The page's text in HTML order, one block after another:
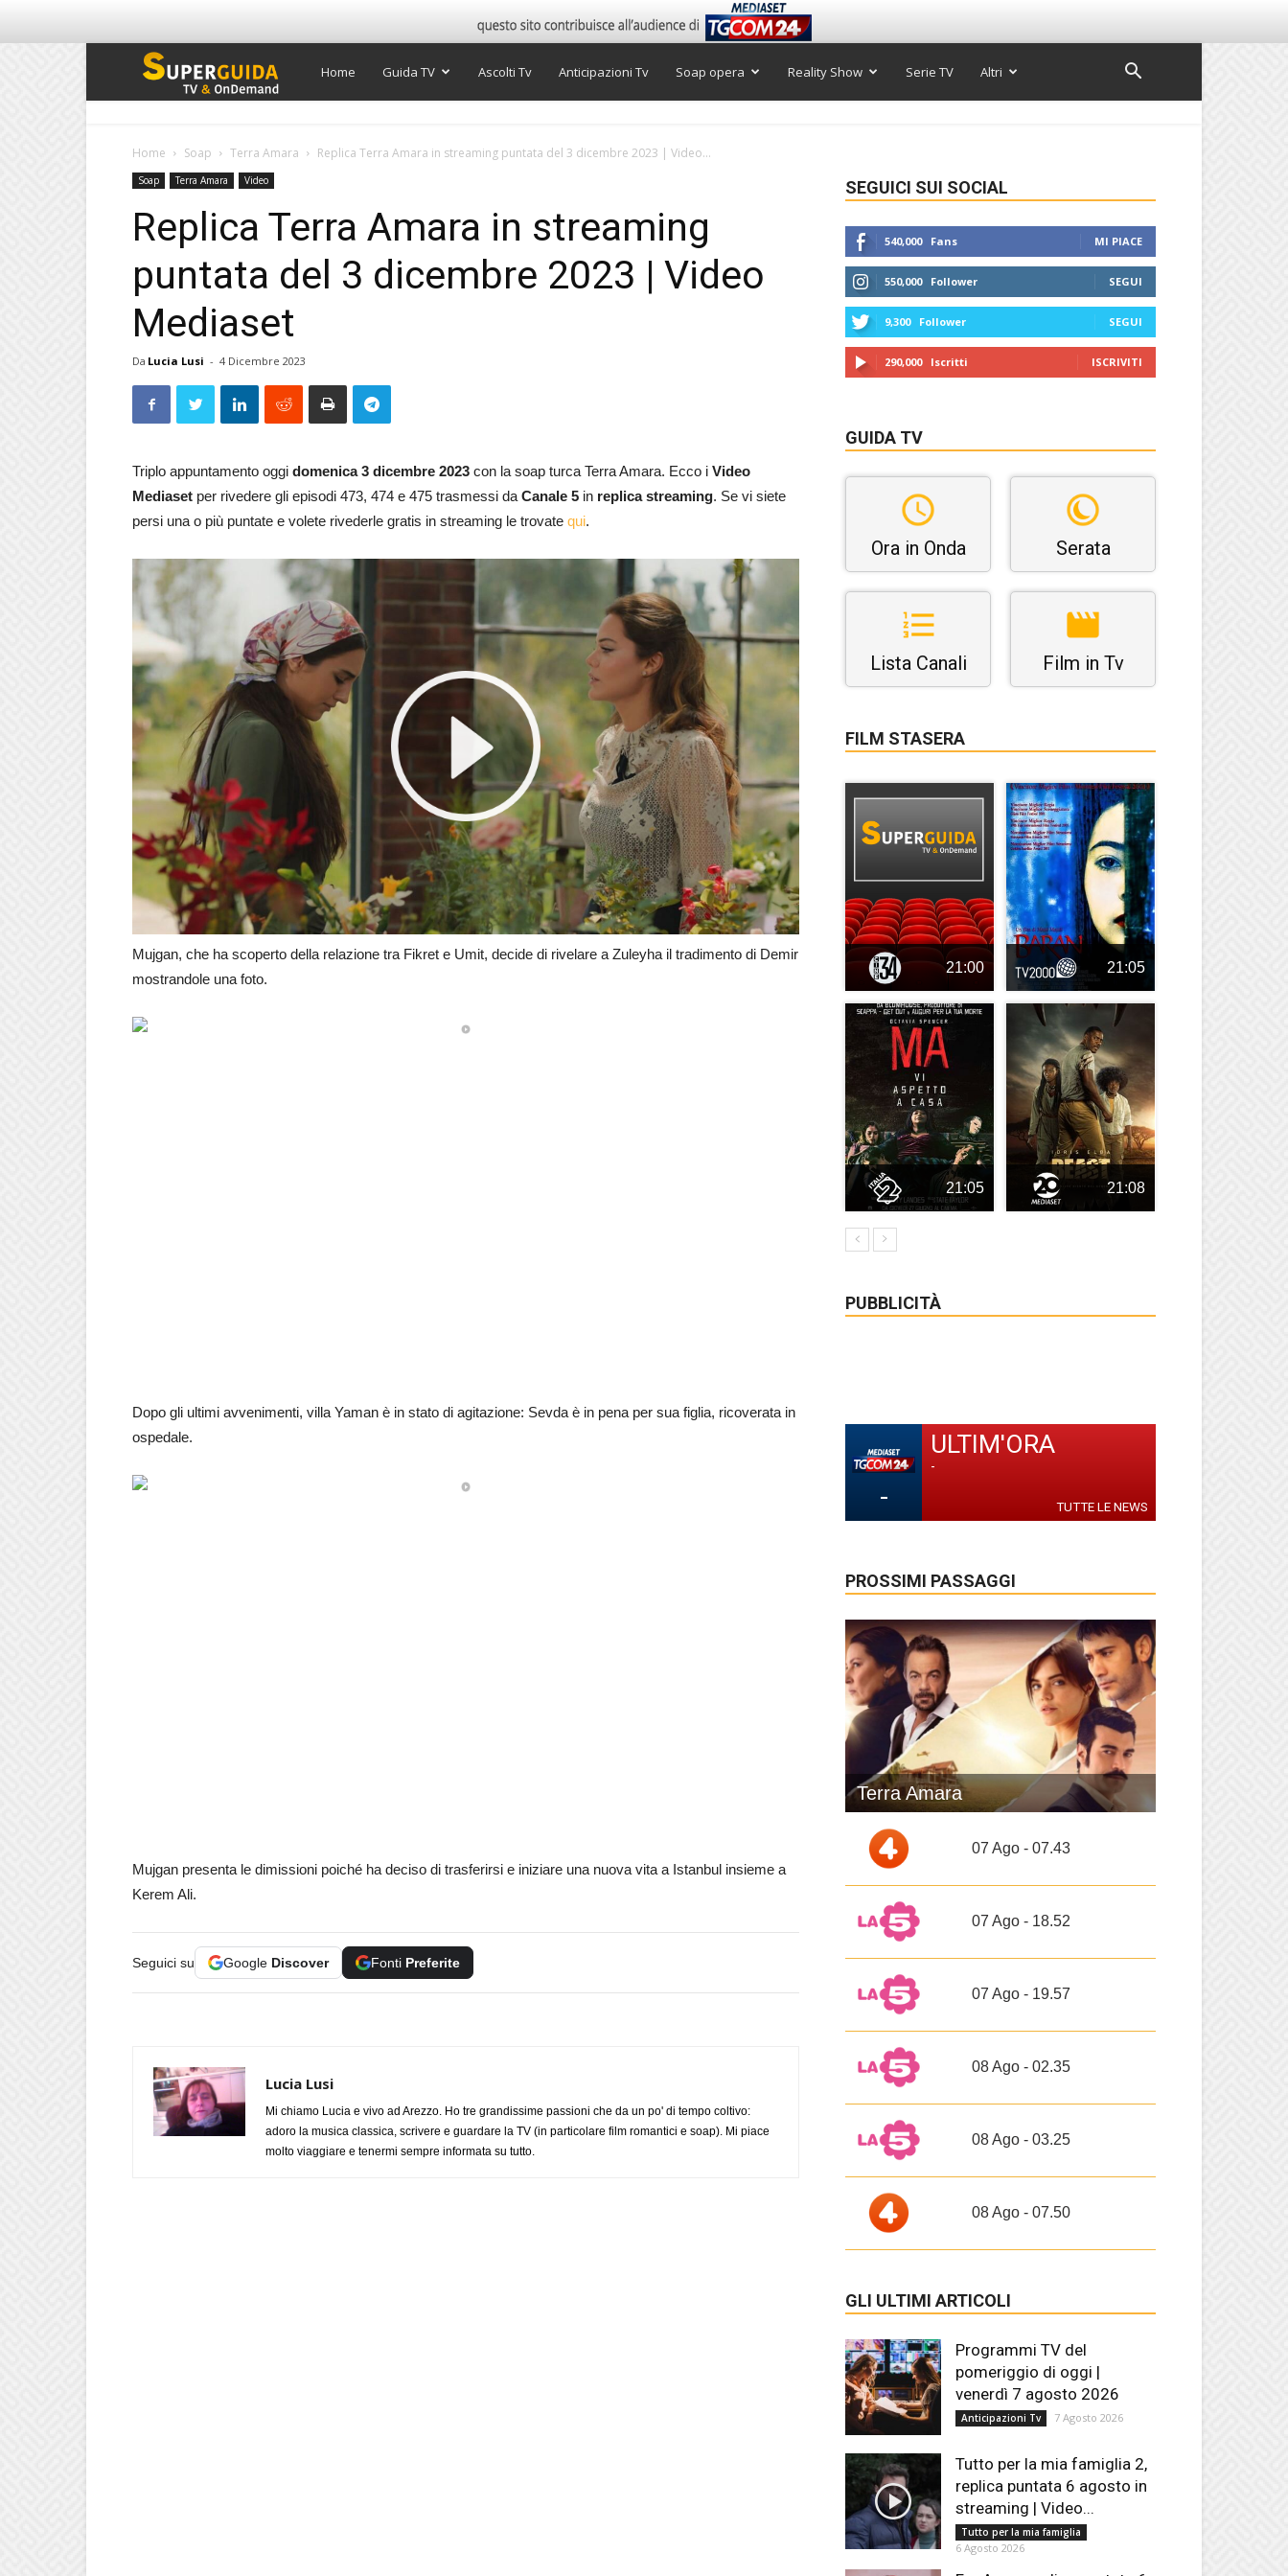
Super
Home Guida TV Ascolti Tv Anticipazioni Tv Soap opera Reality Show Serie TV Altri
Home Soap Terra Amara Replica Terra Amara in streaming puntata del 3 dicembre 2023 | Video...
Soap Terra Amara Video
Replica Terra Amara in streaming
puntata del 3 dicembre 2023 | Video
Mediaset
Da Lucia Lusi - 4 Dicembre 2023
Triplo appuntamento oggi domenica 3 dicembre 2023 con la soap turca Terra Amara. Ecco i Video
Mediaset per rivedere gli episodi 473, 474 e 475 trasmessi da Canale 5 in replica streaming. Se vi siete
persi una o più puntate e volete rivederle gratis in streaming le trovate qui.
Mujgan, che ha scoperto della relazione tra Fikret e Umit, decide di rivelare a Zuleyha il tradimento di Demir
mostrandole una foto.
Dopo gli ultimi avvenimenti, villa Yaman è in stato di agitazione: Sevda è in pena per sua figlia, ricoverata in
ospedale.
Mujgan presenta le dimissioni poiché ha deciso di trasferirsi e iniziare una nuova vita a Istanbul insieme a
Kerem Ali.
Seguici su Google Discover Fonti Preferite
Lucia Lusi
Mi chiamo Lucia e vivo ad Arezzo. Ho tre grandissime passioni che da un po' di tempo coltivo:
adoro la musica classica, scrivere e guardare la TV (in particolare film romantici e soap). Mi piace
molto viaggiare e tenermi sempre informata su tutto.
SEGUICI SUI SOCIAL
540,000 Fans MI PIACE
550,000 Follower SEGUI
9,300 Follower SEGUI
290,000 Iscritti ISCRIVITI
GUIDA TV
Ora in Onda Serata
Lista Canali Film in Tv
FILM STASERA
21:00 21:05
21:05 21:08
PUBBLICITÀ
-
ULTIM'ORA
-
TUTTE LE NEWS
PROSSIMI PASSAGGI
Terra Amara
07 Ago - 07.43
07 Ago - 18.52
07 Ago - 19.57
08 Ago - 02.35
08 Ago - 03.25
08 Ago - 07.50
GLI ULTIMI ARTICOLI
Programmi TV del
pomeriggio di oggi |
venerdì 7 agosto 2026
Anticipazioni Tv 7 Agosto 2026
Tutto per la mia famiglia 2,
replica puntata 6 agosto in
streaming | Video...
Tutto per la mia famiglia
6 Agosto 2026